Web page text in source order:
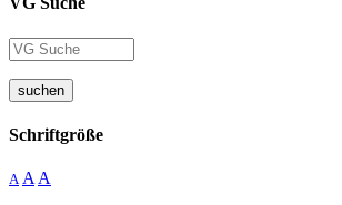
suchen
Schriftgröße
A A A